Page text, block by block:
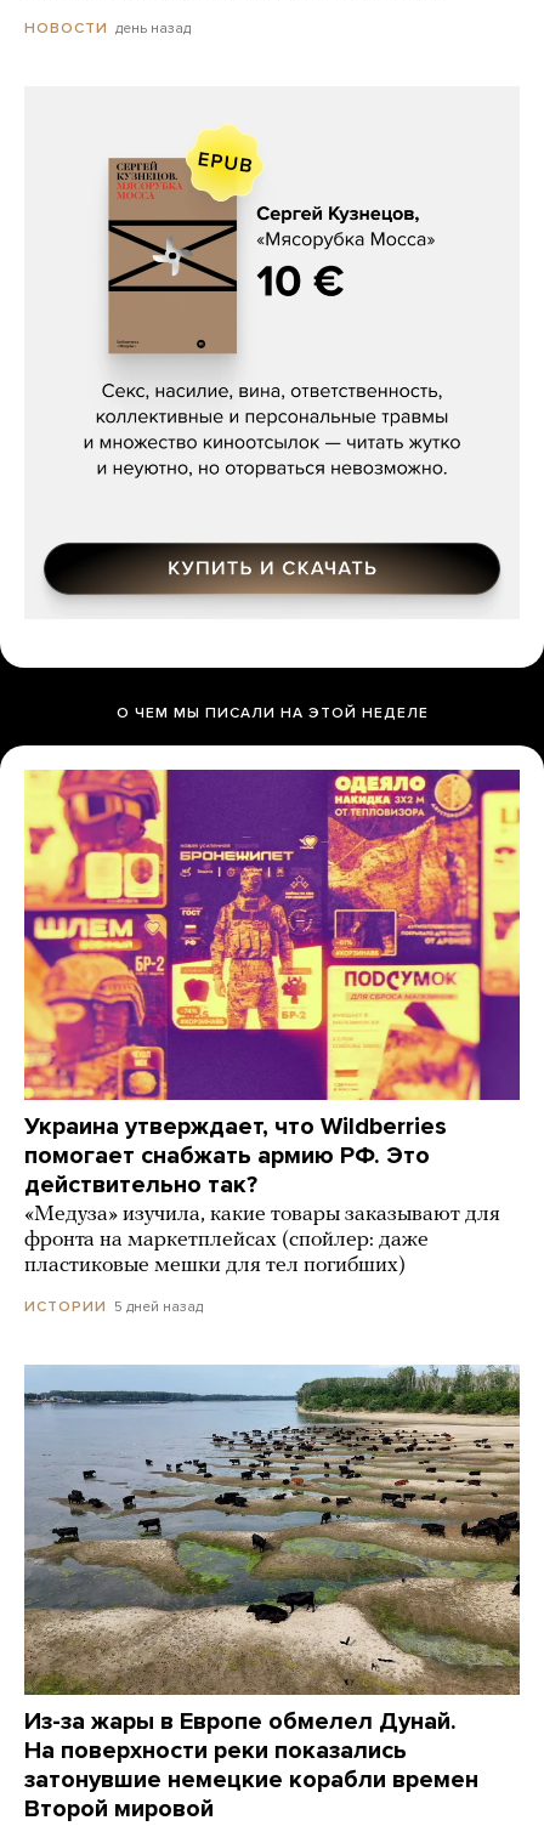
НОВОСТИ день назад
Сергей Кузнецов, «Мясорубка
О ЧЕМ МЫ ПИСАЛИ НА ЭТОЙ НЕДЕЛЕ
Украина утверждает, что Wildberries
помогает снабжать армию РФ. Это
действительно так?
«Медуза» изучила, какие товары заказывают для
фронта на маркетплейсах (спойлер: даже
пластиковые мешки для тел погибших)
ИСТОРИИ 5 дней назад
Из-за жары в Европе обмелел Дунай.
На поверхности реки показались
затонувшие немецкие корабли времен
Второй мировой